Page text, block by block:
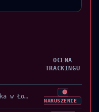
OCENA
TRACKINGU
Biblioteka Miejska w Łodzi
🔴
NARUSZENIE